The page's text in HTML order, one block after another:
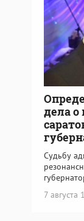
дела
Судьбу
7 августа